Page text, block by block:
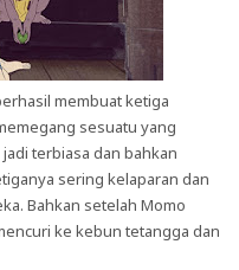
membuat ketiga
sesuatu yang
terbiasa dan bahkan
sering kelaparan dan
Bahkan setelah Momo
ke kebun tetangga dan